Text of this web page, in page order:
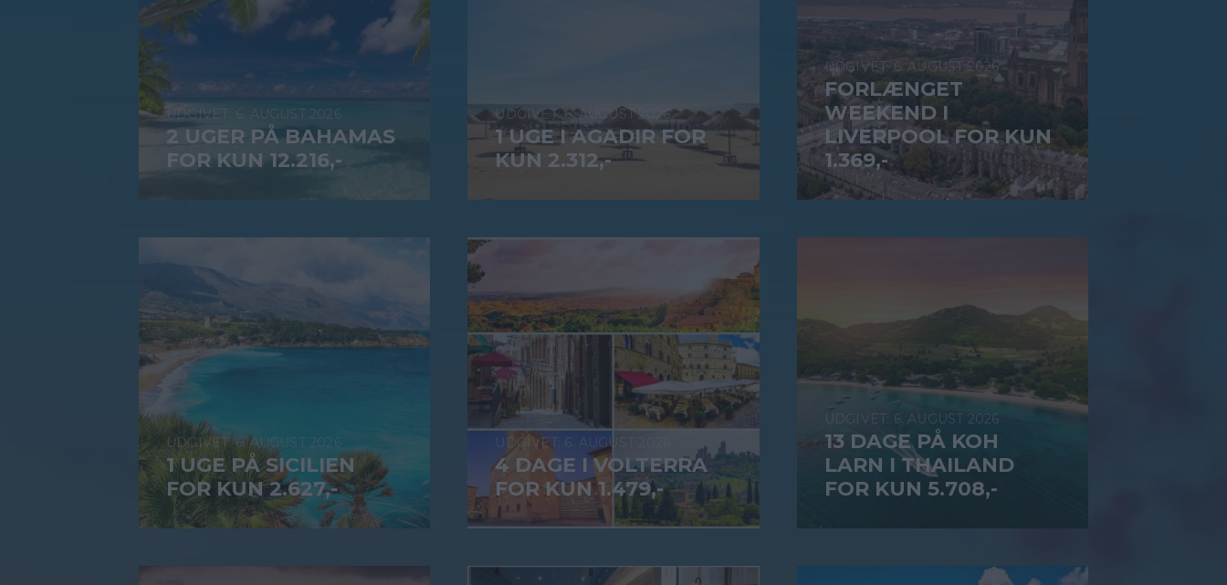
6. AUGUST 2026
2 UGER PÅ BAHAMAS
FOR KUN 12.216,-
6. AUGUST 2026
1 UGE I AGADIR FOR
KUN 2.312,-
6. AUGUST 2026
FORLÆNGET
WEEKEND I
LIVERPOOL FOR KUN
1.369,-
6. AUGUST 2026
1 UGE PÅ SICILIEN
FOR KUN 2.627,-
6. AUGUST 2026
4 DAGE I VOLTERRA
FOR KUN 1.479,-
6. AUGUST 2026
13 DAGE PÅ KOH
LARN I THAILAND
FOR KUN 5.708,-